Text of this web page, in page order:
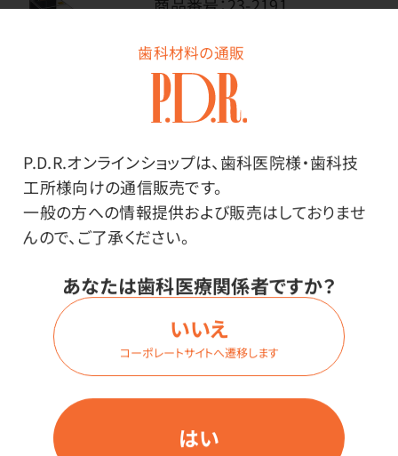
歯科材料の通販
P.D.R.オンラインショップは、歯科医院様・歯科技
工所様向けの通信販売です。
一般の方への情報提供および販売はしておりませ
んので、ご了承ください。
あなたは歯科医療関係者ですか？
はい
いいえ
コーポレートサイトへ遷移します
商品番号：23-2191
種類・内容量：
斜め受けホルダー・1個
価格はログイン後表示
ログイン
商品詳細